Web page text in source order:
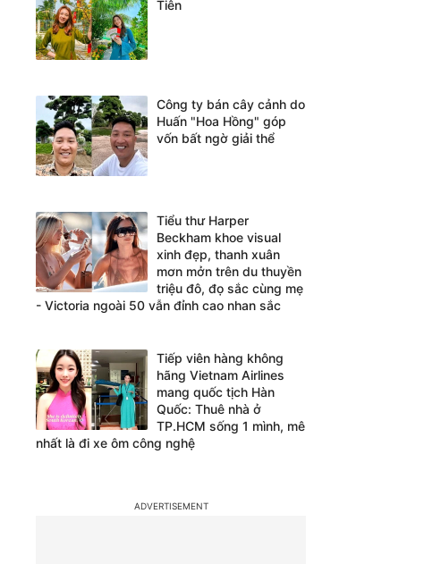
Tiên
Công ty bán cây cảnh do
Huấn "Hoa Hồng" góp
vốn bất ngờ giải thể
Tiểu thư Harper
Beckham khoe visual
xinh đẹp, thanh xuân
mơn mởn trên du thuyền
triệu đô, đọ sắc cùng mẹ
- Victoria ngoài 50 vẫn đỉnh cao nhan sắc
Tiếp viên hàng không
hãng Vietnam Airlines
mang quốc tịch Hàn
Quốc: Thuê nhà ở
TP.HCM sống 1 mình, mê
nhất là đi xe ôm công nghệ